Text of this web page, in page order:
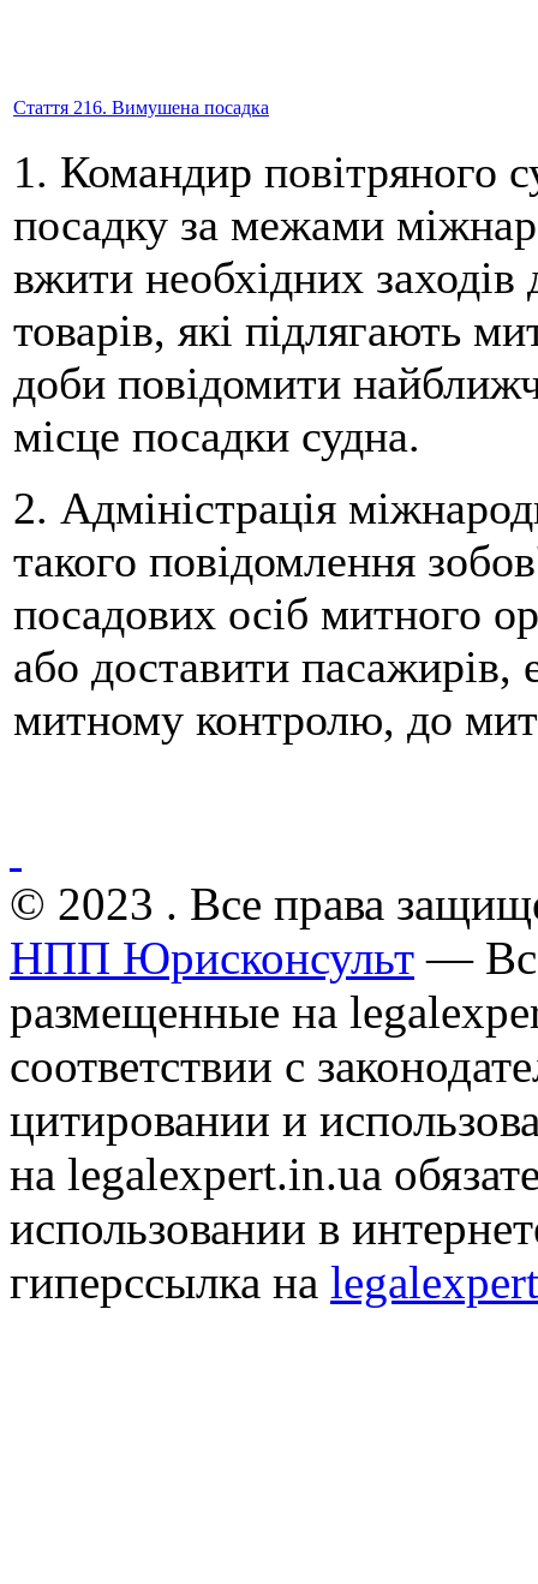
Стаття 216. Вимушена посадка
1. Командир повітряного
посадку за межами
вжити необхідних заходів
товарів, які підлягають
доби повідомити
місце посадки судна.
2. Адміністрація
такого повідомлення
посадових осіб митного
або доставити пасажирів,
митному контролю, до
© 2023 . Все права
НПП Юрисконсульт —
размещенные на
соответствии с
цитировании и
на legalexpert.in.ua
использовании в
гиперссылка на